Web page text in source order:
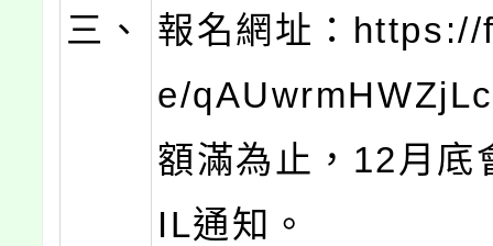
三、
報名網址：
e/
額滿為止，12月底
IL通知。